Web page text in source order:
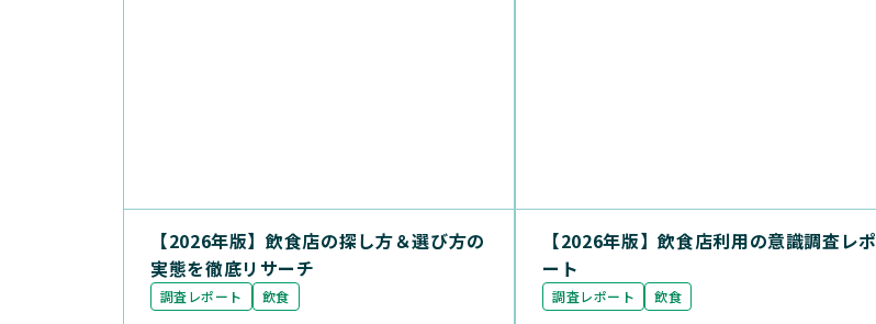
【2026年版】飲食店の探し方＆選び方の
実態を徹底リサーチ
調査レポート 飲食
【2026年版】飲食店利用の意識調査レポ
ート
調査レポート 飲食